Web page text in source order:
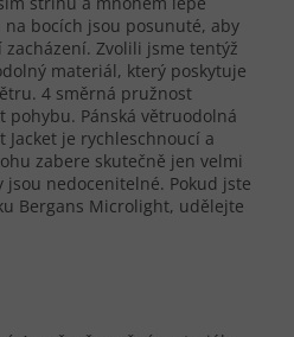
na bocích jsou posunuté, aby
Zvolili jsme tentýž
materiál, který poskytuje
4 směrná pružnost
pohybu. Pánská větruodolná
je rychleschnoucí a
zabere skutečně jen velmi
nedocenitelné. Pokud jste
Bergans Microlight, udělejte